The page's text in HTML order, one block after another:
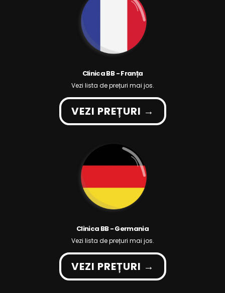
Clinica BB - Franța
Vezi lista de prețuri mai jos.
VEZI PREȚURI →
Clinica BB - Germania
Vezi lista de prețuri mai jos.
VEZI PREȚURI →